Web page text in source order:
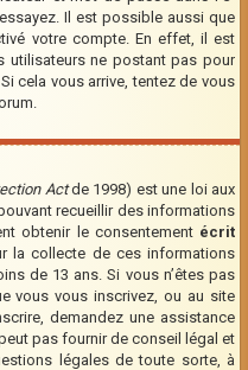
Il est possible aussi que
votre compte. En effet, il est
utilisateurs ne postant pas pour
cela vous arrive, tentez de vous
Actde 1998) est une loi aux
recueillir des informations
obtenir le consentement écrit
la collecte de ces informations
de 13 ans. Si vous n’êtes pas
vous vous inscrivez, ou au site
demandez une assistance
pas fournir de conseil légal et
légales de toute sorte, à